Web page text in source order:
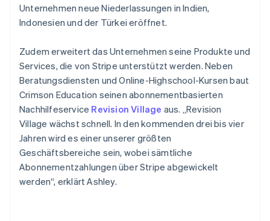
Unternehmen neue Niederlassungen in Indien,
Indonesien und der Türkei eröffnet.
Zudem erweitert das Unternehmen seine Produkte und
Services, die von Stripe unterstützt werden. Neben
Beratungsdiensten und Online-Highschool-Kursen baut
Crimson Education seinen abonnementbasierten
Nachhilfeservice Revision Village aus. „Revision
Village wächst schnell. In den kommenden drei bis vier
Jahren wird es einer unserer größten
Geschäftsbereiche sein, wobei sämtliche
Abonnementzahlungen über Stripe abgewickelt
werden“, erklärt Ashley.